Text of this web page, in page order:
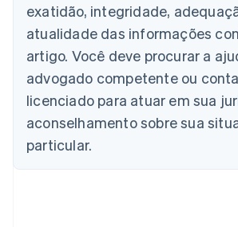
exatidão, integridade,
atualidade das informações
artigo. Você deve procurar a
advogado competente ou
licenciado para atuar em sua
aconselhamento sobre sua
particular.
Bulgária
Canadá
EnglishFrançais
China continental
简体中文
Chipre
English
Croácia
EnglishItaliano
Dinamarca